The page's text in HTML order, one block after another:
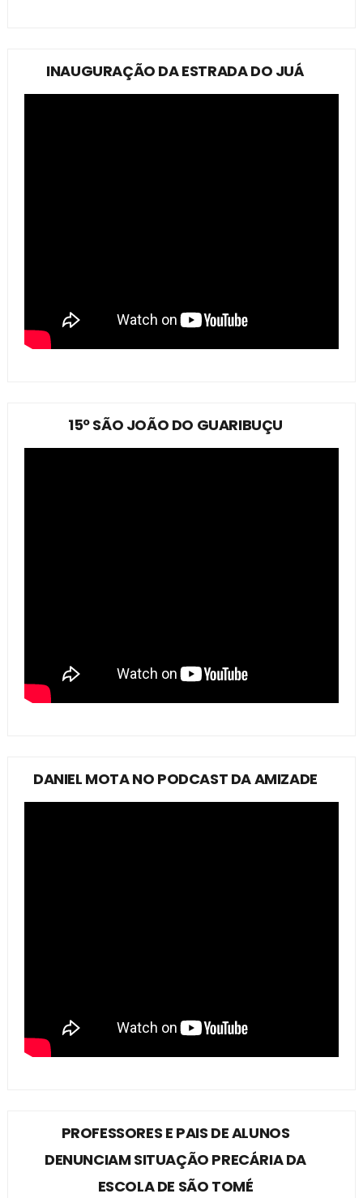
INAUGURAÇÃO DA ESTRADA DO JUÁ
15º SÃO JOÃO DO GUARIBUÇU
DANIEL MOTA NO PODCAST DA AMIZADE
PROFESSORES E PAIS DE ALUNOS
DENUNCIAM SITUAÇÃO PRECÁRIA DA
ESCOLA DE SÃO TOMÉ